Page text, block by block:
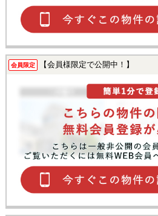
会員限定 【会員様限定で公開中！】